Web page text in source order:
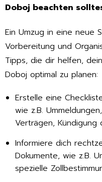
Doboj beachten
Ein Umzug in eine neue
Vorbereitung und
Tipps, die dir helfen,
Doboj optimal zu planen:
Erstelle eine
wie z.B.
Verträgen,
Informiere dich
Dokumente, wie z.B.
spezielle